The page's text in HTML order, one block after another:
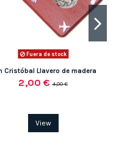
Fuera de stock
Cristóbal Llavero de madera
2,00 €4,00 €
View